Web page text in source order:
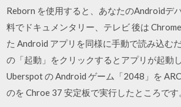
Reborn を使用すると、あなたのAndroidデ
料でドキュメンタリー、テレビ 後は
た Android アプリを同様に手動で読み込む
の「起動」をクリックするとアプリが起動
Uberspot の Android ゲーム「2048」を
のを Chroe 37 安定板で実行したところです